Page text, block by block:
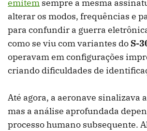
emitem sempre a mesma
alterar os modos, frequências e
para confundir a guerra
como se viu com variantes do S-
operavam em configurações
criando dificuldades de
Até agora, a aeronave sinalizava
mas a análise aprofundada
processo humano subsequente.